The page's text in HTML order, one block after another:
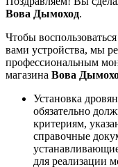
Вова Дымоход.
Чтобы
вами устройства, мы
профессиональным
магазина Вова
Установка
обязательно
критериям,
справочные
для реализации